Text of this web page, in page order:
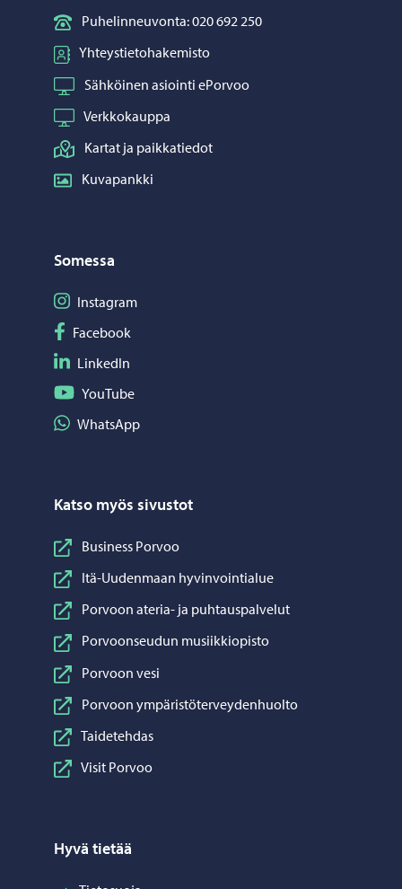
Puhelinneuvonta: 020 692 250
Yhteystietohakemisto
Sähköinen asiointi ePorvoo
Verkkokauppa
Kartat ja paikkatiedot
Kuvapankki
Somessa
Seuraa Instagram
Instagram
Seuraa Facebook
Facebook
Seuraa LinkedIn
LinkedIn
Seuraa YouTube
YouTube
Jaa WhatsApp
WhatsApp
Katso myös sivustot
Business Porvoo
Itä-Uudenmaan hyvinvointialue
Porvoon ateria- ja puhtauspalvelut
Porvoonseudun musiikkiopisto
Porvoon vesi
Porvoon ympäristöterveydenhuolto
Taidetehdas
Visit Porvoo
Hyvä tietää